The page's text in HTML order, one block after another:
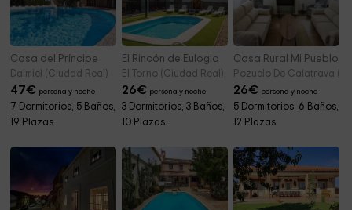
Casa del Príncipe
Daimiel (Ciudad Real)
47€ persona y noche
7 Dormitorios, 5 Baños,
19 Plazas
El Rincón de Eulogio
El Torno (Ciudad Real)
26€ persona y noche
3 Dormitorios, 3 Baños,
10 Plazas
Casa Rural Mi Pueblo
Pozuelo De Calatrava
26€ persona y noche
5 Dormitorios, 6 Baños,
12 Plazas